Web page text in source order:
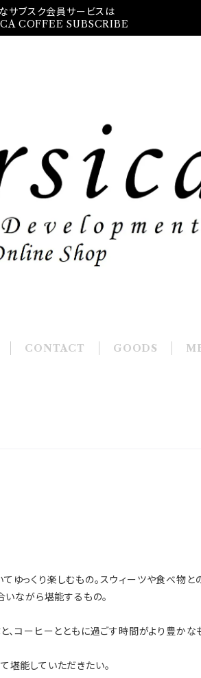
サブスク会員サービスは
COFFEE SUBSCRIBE
CONTACT GOODS
っくり楽しむもの。スウィーツや食べ物と
いながら堪能するもの。
コーヒーとともに過ごす時間がより豊かな
堪能していただきたい。